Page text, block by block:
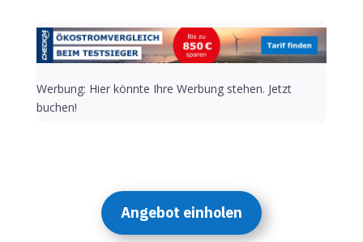
Werbung: Hier könnte Ihre Werbung stehen. Jetzt
buchen!
Angebot einholen